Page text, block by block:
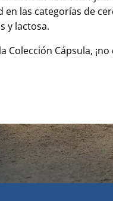
las categorías de
y lactosa.
Colección Cápsula,
starters y premix